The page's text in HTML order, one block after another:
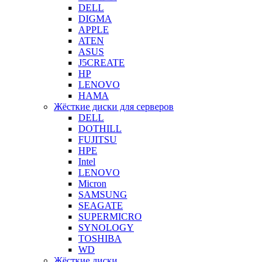
DELL
DIGMA
APPLE
ATEN
ASUS
J5CREATE
HP
LENOVO
HAMA
Жёсткие диски для серверов
DELL
DOTHILL
FUJITSU
HPE
Intel
LENOVO
Micron
SAMSUNG
SEAGATE
SUPERMICRO
SYNOLOGY
TOSHIBA
WD